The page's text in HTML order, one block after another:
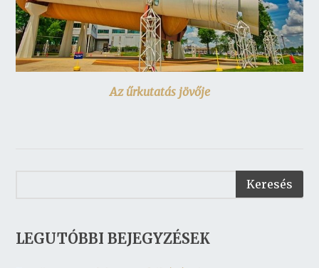
Az űrkutatás jövője
LEGUTÓBBI BEJEGYZÉSEK